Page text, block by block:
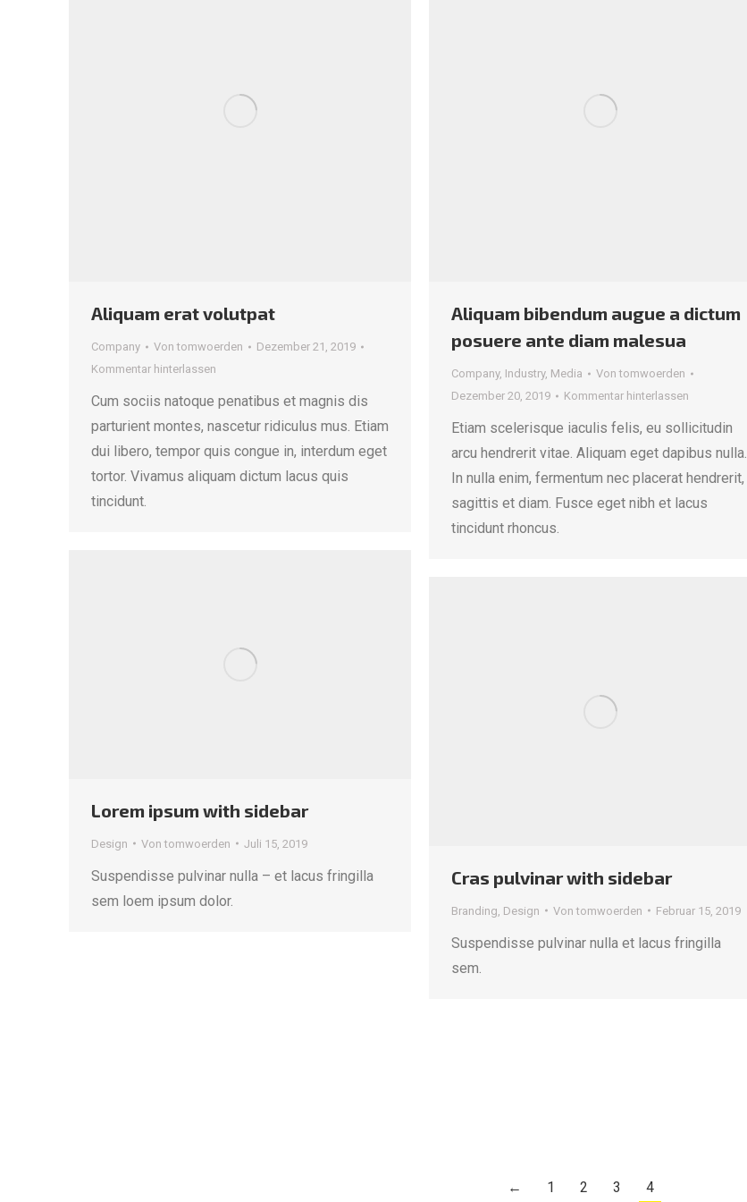
Aliquam erat volutpat
Company Vontomwoerden
Dezember 21, 2019
Kommentar hinterlassen
Cum sociis natoque penatibus et magnis dis
parturient montes, nascetur ridiculus mus. Etiam
dui libero, tempor quis congue in, interdum eget
tortor. Vivamus aliquam dictum lacus quis
tincidunt.
Aliquam bibendum augue a dictum
posuere ante diam malesua
Company, Industry, Media Vontomwoerden
Dezember 20, 2019
Kommentar hinterlassen
Etiam scelerisque iaculis felis, eu sollicitudin
arcu hendrerit vitae. Aliquam eget dapibus nulla.
In nulla enim, fermentum nec placerat hendrerit,
sagittis et diam. Fusce eget nibh et lacus
tincidunt rhoncus.
Lorem ipsum with sidebar
Design Vontomwoerden Juli 15, 2019
Suspendisse pulvinar nulla – et lacus fringilla
sem loem ipsum dolor.
Cras pulvinar with sidebar
Branding Design Vontomwoerden Februar 15, 2019
Suspendisse pulvinar nulla et lacus fringilla
sem.
← 1 2 3 4